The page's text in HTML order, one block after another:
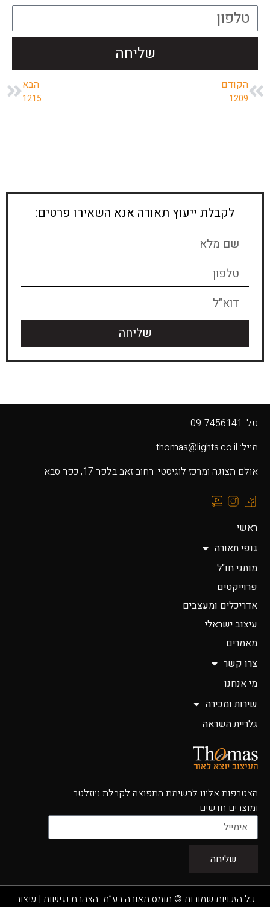
שליחה
הקודם
1209
הבא
1215
לקבלת ייעוץ תאורה אנא השאירו פרטים:
שליחה
טל: 09-7456141
מייל: thomas@lights.co.il‬
אולם תצוגה ומרכז לוגיסטי: רחוב זאב בלפר 17, כפר סבא
ראשי
גופי תאורה
מותגי חו"ל
פרוייקטים
אדריכלים ומעצבים
עיצוב ישראלי
מאמרים
צרו קשר
מי אנחנו
שירות ומכירה
גלריית השראה
הצטרפות אלינו לרשימת התפוצה לקבלת ניוזלטר
ומוצרים חדשים
שליחה
כל הזכויות שמורות © תומס תאורה בע”מ הצהרת נגישות| עיצוב